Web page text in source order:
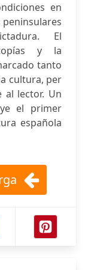
en
El
y la
tanto
cultura, per
lector. Un
el primer
española